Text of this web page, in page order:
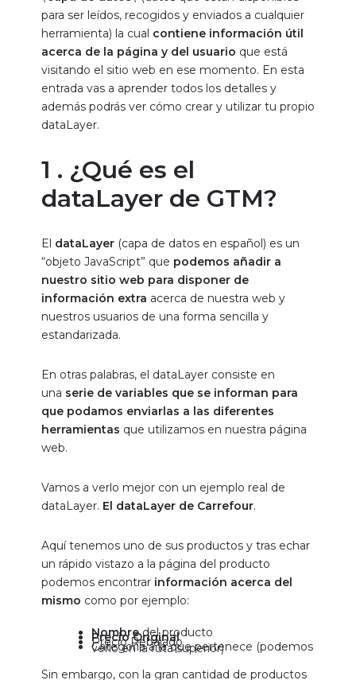
para ser leídos, recogidos y enviados a cualquier
herramienta) la cual contiene información útil
acerca de la página y del usuario que está
visitando el sitio web en ese momento. En esta
entrada vas a aprender todos los detalles y
además podrás ver cómo crear y utilizar tu propio
dataLayer.
1 . ¿Qué es el
dataLayer de GTM?
El dataLayer(capa de datos en español) es un
“objeto JavaScript” que podemos añadir a
nuestro sitio web para disponer de
información extra acerca de nuestra web y
nuestros usuarios de una forma sencilla y
estandarizada.
En otras palabras, el dataLayer consiste en
una serie de variables que se informan para
que podamos enviarlas a las diferentes
herramientas que utilizamos en nuestra página
web.
Vamos a verlo mejor con un ejemplo real de
dataLayer. El dataLayer de Carrefour.
Aquí tenemosuno de sus productosy tras echar
un rápido vistazo a la página del producto
podemos encontrarinformación acerca del
mismo como por ejemplo:
Nombredel producto
Precio Original
Precio Rebajado
Categoría a la que pertenece (podemos verlo en la ruta superior)
Sin embargo, con la gran cantidad de productos